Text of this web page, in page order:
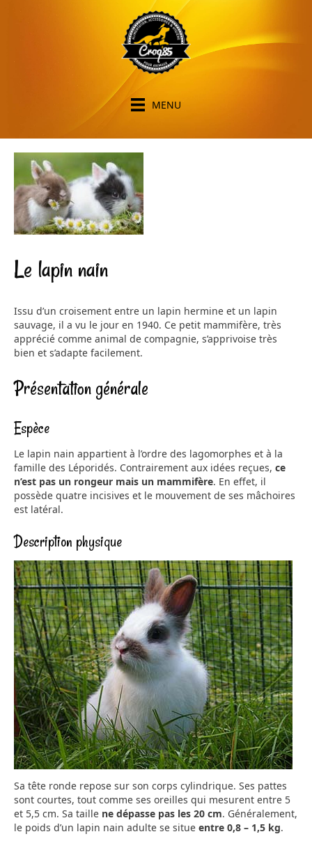
MENU
Le lapin nain
Issu d’un croisement entre un lapin hermine et un lapin
sauvage, il a vu le jour en 1940. Ce petit mammifère, très
apprécié comme animal de compagnie, s’apprivoise très
bien et s’adapte facilement.
Présentation générale
Espèce
Le lapin nain appartient à l’ordre des lagomorphes et à la
famille des Léporidés. Contrairement aux idées reçues, ce
n’est pas un rongeur mais un mammifère. En effet, il
possède quatre incisives et le mouvement de ses mâchoires
est latéral.
Description physique
Sa tête ronde repose sur son corps cylindrique. Ses pattes
sont courtes, tout comme ses oreilles qui mesurent entre 5
et 5,5 cm. Sa taille ne dépasse pas les 20 cm. Généralement,
le poids d’un lapin nain adulte se situe entre 0,8 – 1,5 kg.